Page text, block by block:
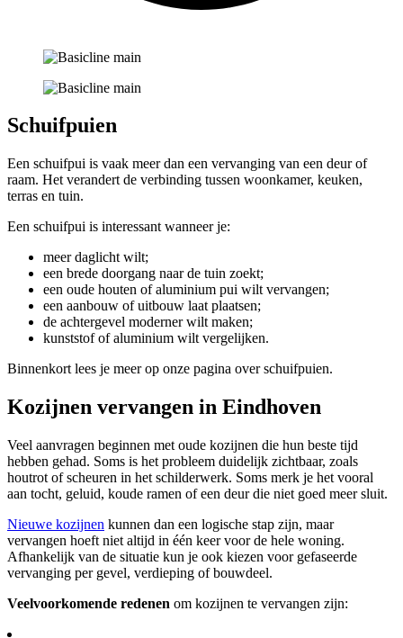
Schuifpuien
Een schuifpui is vaak meer dan een vervanging van een deur of
raam. Het verandert de verbinding tussen woonkamer, keuken,
terras en tuin.
Een schuifpui is interessant wanneer je:
meer daglicht wilt;
een brede doorgang naar de tuin zoekt;
een oude houten of aluminium pui wilt vervangen;
een aanbouw of uitbouw laat plaatsen;
de achtergevel moderner wilt maken;
kunststof of aluminium wilt vergelijken.
Binnenkort lees je meer op onze pagina over schuifpuien.
Kozijnen vervangen in Eindhoven
Veel aanvragen beginnen met oude kozijnen die hun beste tijd
hebben gehad. Soms is het probleem duidelijk zichtbaar, zoals
houtrot of scheuren in het schilderwerk. Soms merk je het vooral
aan tocht, geluid, koude ramen of een deur die niet goed meer sluit.
Nieuwe kozijnen kunnen dan een logische stap zijn, maar
vervangen hoeft niet altijd in één keer voor de hele woning.
Afhankelijk van de situatie kun je ook kiezen voor gefaseerde
vervanging per gevel, verdieping of bouwdeel.
Veelvoorkomende redenen om kozijnen te vervangen zijn: